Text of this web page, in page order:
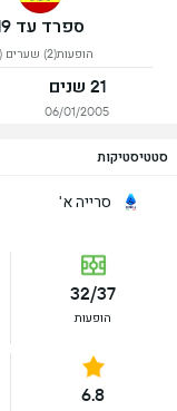
ספרד עד 19
הופעות(2) שערים (0)
21 שנים
06/01/2005
סטטיסטיקות
סרייה א'
32/37
הופעות
6.8